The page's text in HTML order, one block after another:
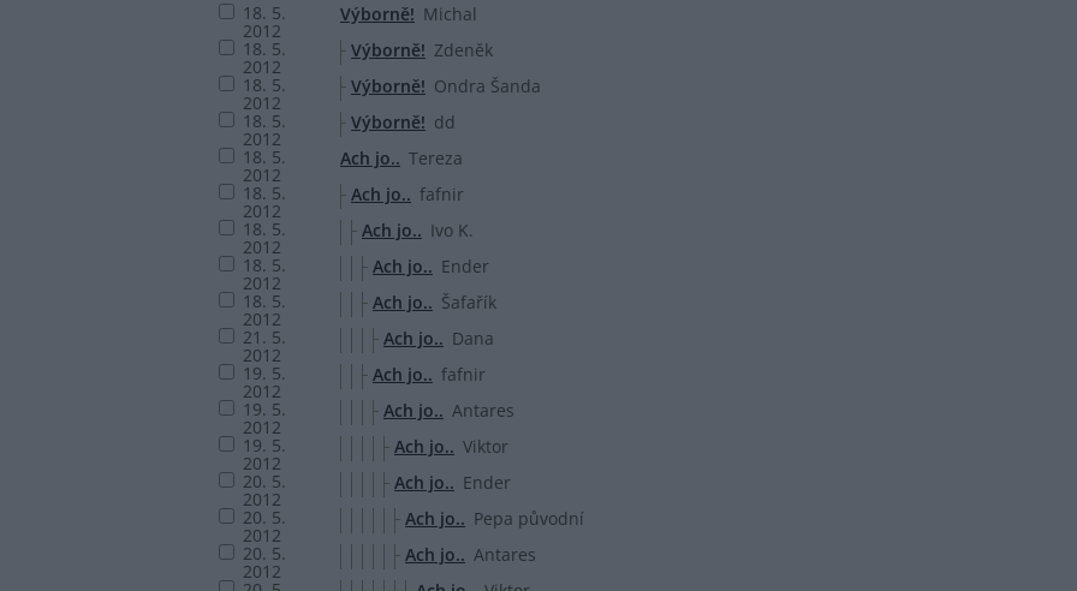
18. 5.
2012
Výborně! Michal
18. 5.
2012
Výborně! Zdeněk
18. 5.
2012
Výborně! Ondra Šanda
18. 5.
2012
Výborně! dd
18. 5.
2012
Ach jo.. Tereza
18. 5.
2012
Ach jo.. fafnir
18. 5.
2012
Ach jo.. Ivo K.
18. 5.
2012
Ach jo.. Ender
18. 5.
2012
Ach jo.. Šafařík
21. 5.
2012
Ach jo.. Dana
19. 5.
2012
Ach jo.. fafnir
19. 5.
2012
Ach jo.. Antares
19. 5.
2012
Ach jo.. Viktor
20. 5.
2012
Ach jo.. Ender
20. 5.
2012
Ach jo.. Pepa původní
20. 5.
2012
Ach jo.. Antares